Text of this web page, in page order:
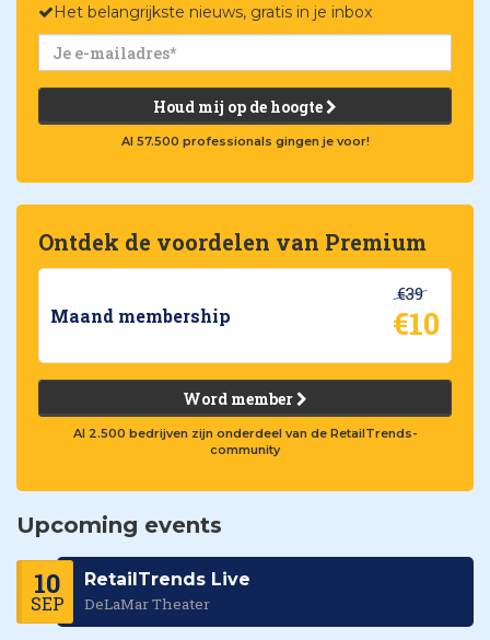
Het belangrijkste nieuws, gratis in je inbox
Houd mij op de hoogte
Al 57.500 professionals gingen je voor!
Ontdek de voordelen van Premium
Maand membership
€39
€10
Word member
Al 2.500 bedrijven zijn onderdeel van de RetailTrends-
community
Upcoming events
10
SEP
RetailTrends Live
DeLaMar Theater